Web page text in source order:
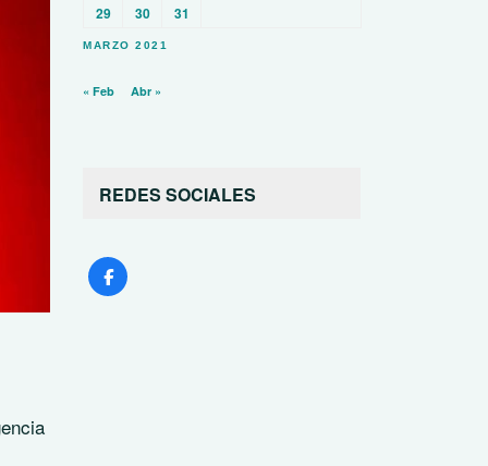
MARZO 2021
29
30 31
« Feb Abr »
REDES SOCIALES